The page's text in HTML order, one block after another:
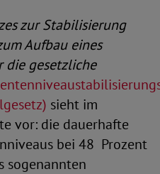
zur Stabilisierung
Aufbau eines
die gesetzliche
sieht im
vor: die dauerhafte
bei 48 Prozent
sogenannten